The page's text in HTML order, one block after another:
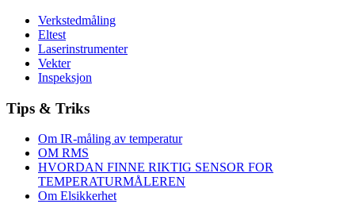
Verkstedmåling
Eltest
Laserinstrumenter
Vekter
Inspeksjon
Tips & Triks
Om IR-måling av temperatur
OM RMS
HVORDAN FINNE RIKTIG SENSOR FOR
TEMPERATURMÅLEREN
Om Elsikkerhet